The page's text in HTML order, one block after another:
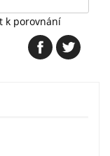
k porovnání